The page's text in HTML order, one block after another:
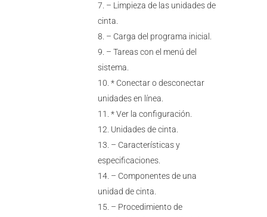
– Limpieza de las unidades de
cinta.
– Carga del programa inicial.
– Tareas con el menú del
sistema.
* Conectar o desconectar
unidades en línea.
* Ver la configuración.
Unidades de cinta.
– Características y
especificaciones.
– Componentes de una
unidad de cinta.
– Procedimiento de